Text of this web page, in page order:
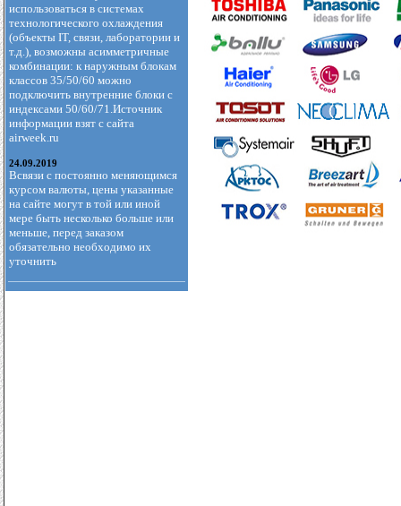
использоваться в системах
технологического охлаждения
(объекты IT, связи, лаборатории и
т.д.), возможны асимметричные
комбинации: к наружным блокам
классов 35/50/60 можно
подключить внутренние блоки с
индексами 50/60/71.Источник
информации взят с сайта
airweek.ru
24.09.2019
Всвязи с постоянно меняющимся
курсом валюты, цены указанные
на сайте могут в той или иной
мере быть несколько больше или
меньше, перед заказом
обязательно необходимо их
уточнить